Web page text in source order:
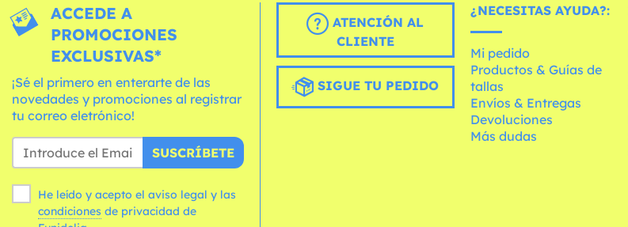
ACCEDE A
PROMOCIONES
EXCLUSIVAS*
¡Sé el primero en enterarte de las
novedades y promociones al registrar
tu correo eletrónico!
SUSCRÍBETE
He leído y acepto el aviso legal y las
condiciones
ATENCIÓN AL
CLIENTE
SIGUE TU PEDIDO
¿NECESITAS AYUDA?:
Mi pedido
Productos & Guías de
tallas
Envíos & Entregas
Devoluciones
Más dudas